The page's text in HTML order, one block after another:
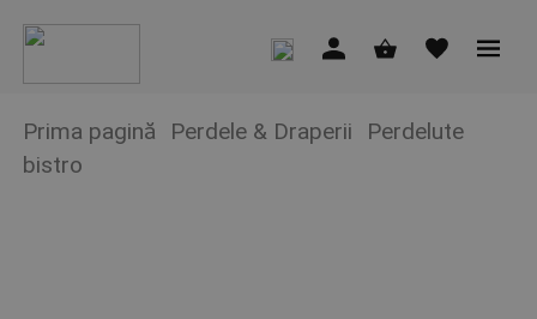
Prima pagină Perdele & Draperii
Perdelute
bistro